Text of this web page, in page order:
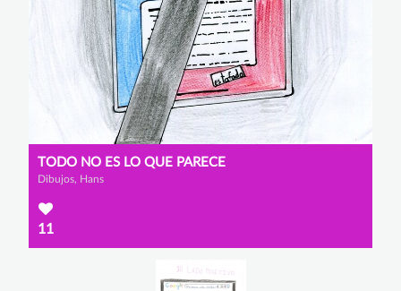
TODO NO ES LO QUE PARECE
Dibujos, Hans
11